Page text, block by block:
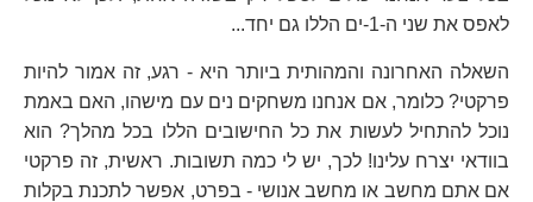
לאפס את שני ה-1-ים הללו גם יחד...
השאלה האחרונה והמהותית ביותר היא - רגע, זה אמור להיות
פרקטי? כלומר, אם אנחנו משחקים נים עם מישהו, האם באמת
נוכל להתחיל לעשות את כל החישובים הללו בכל מהלך? הוא
בוודאי יצרח עלינו! לכך, יש לי כמה תשובות. ראשית, זה פרקטי
אם אתם מחשב או מחשב אנושי - בפרט, אפשר לתכנת בקלות